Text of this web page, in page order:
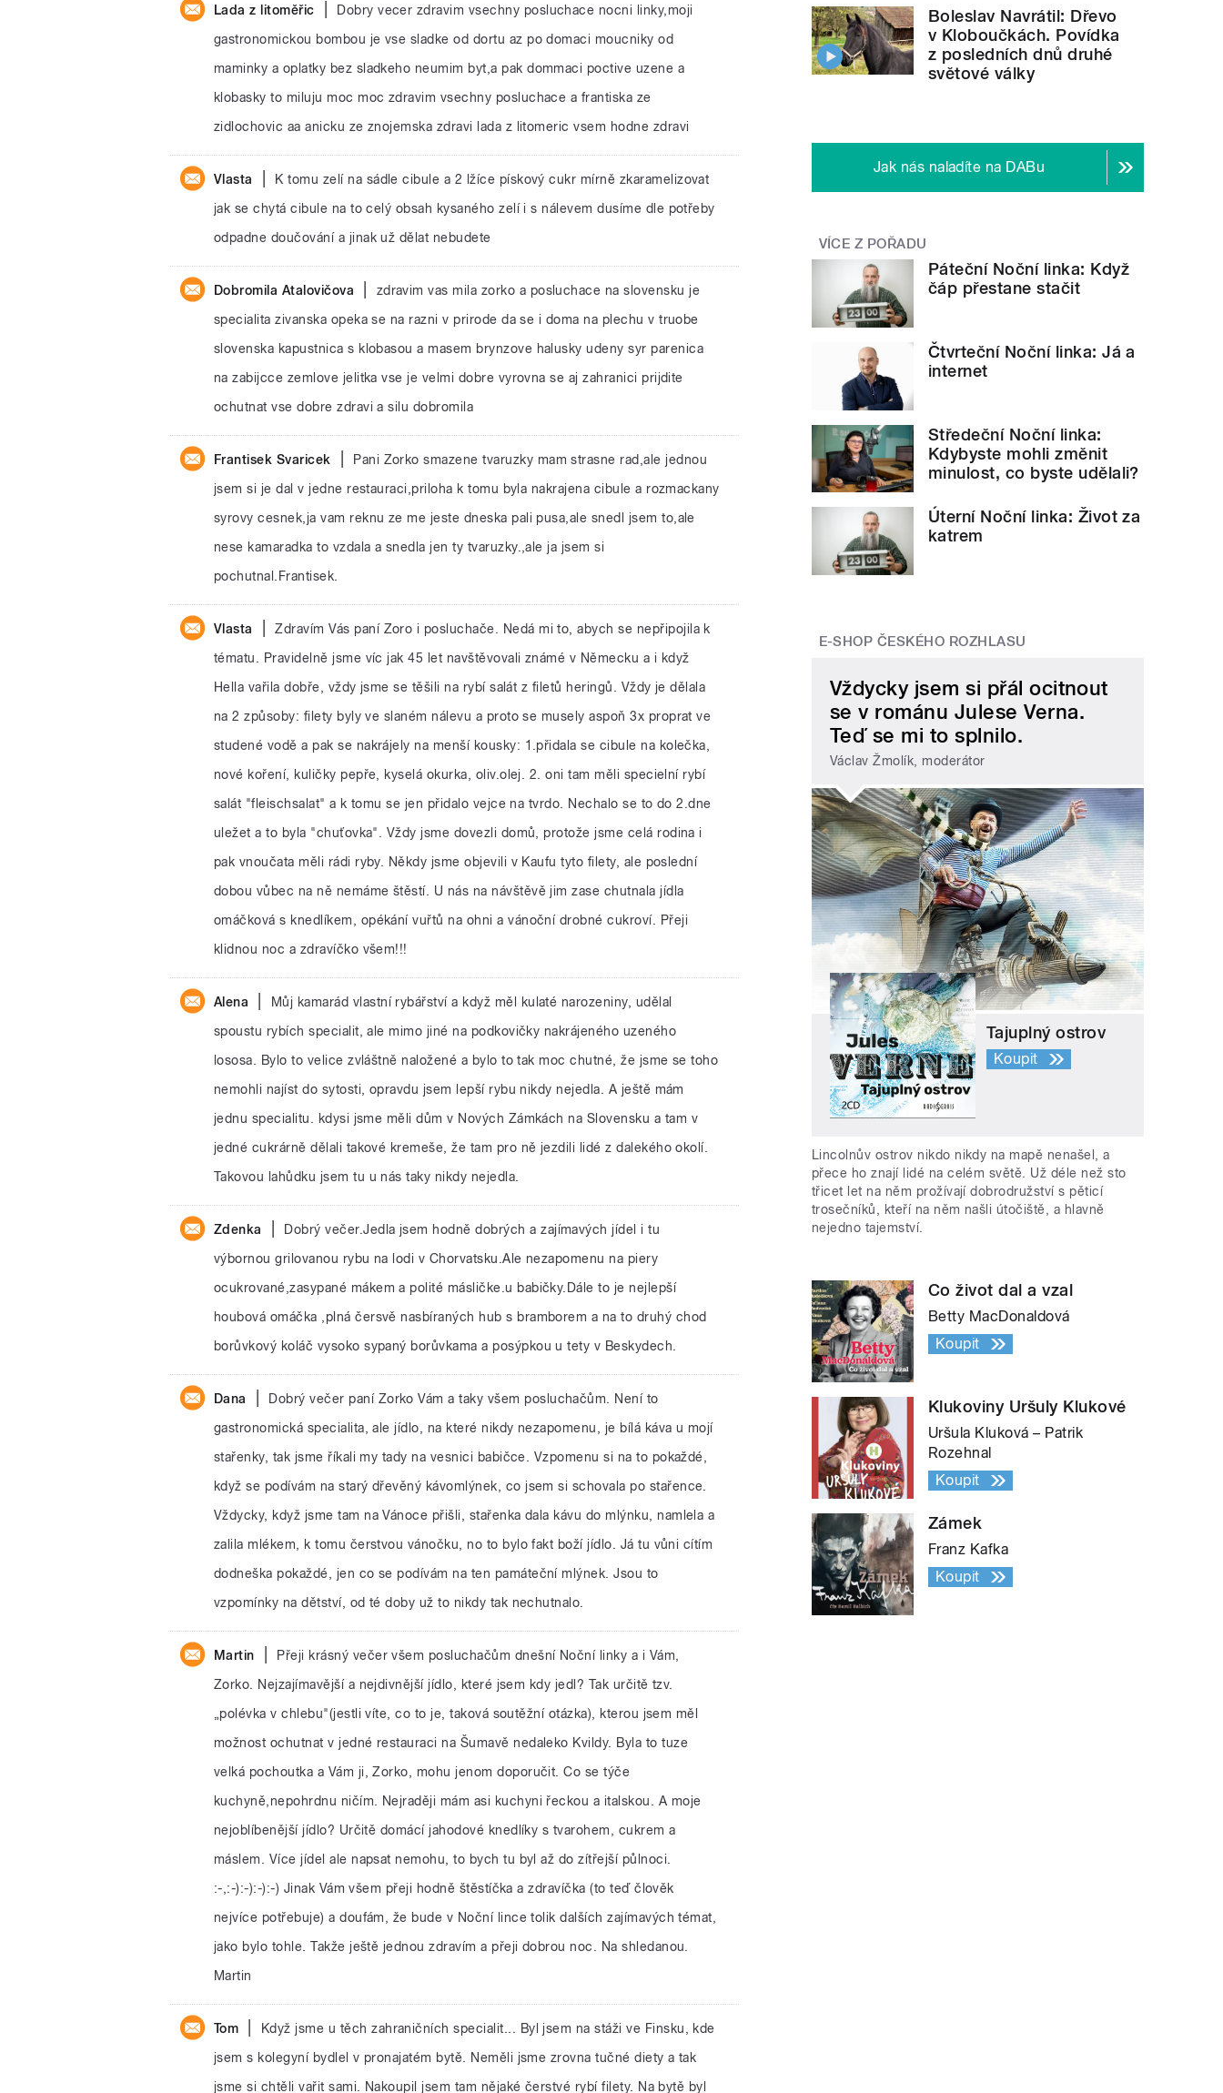
Lada z litoměřic
Dobry vecer zdravim vsechny posluchace nocni linky,moji
gastronomickou bombou je vse sladke od dortu az po domaci moucniky od
maminky a oplatky bez sladkeho neumim byt,a pak dommaci poctive uzene a
klobasky to miluju moc moc zdravim vsechny posluchace a frantiska ze
zidlochovic aa anicku ze znojemska zdravi lada z litomeric vsem hodne zdravi
Vlasta
K tomu zelí na sádle cibule a 2 lžíce pískový cukr mírně zkaramelizovat
jak se chytá cibule na to celý obsah kysaného zelí i s nálevem dusíme dle potřeby
odpadne doučování a jinak už dělat nebudete
Dobromila Atalovičova
zdravim vas mila zorko a posluchace na slovensku je
specialita zivanska opeka se na razni v prirode da se i doma na plechu v truobe
slovenska kapustnica s klobasou a masem brynzove halusky udeny syr parenica
na zabijcce zemlove jelitka vse je velmi dobre vyrovna se aj zahranici prijdite
ochutnat vse dobre zdravi a silu dobromila
Frantisek Svaricek
Pani Zorko smazene tvaruzky mam strasne rad,ale jednou
jsem si je dal v jedne restauraci,priloha k tomu byla nakrajena cibule a rozmackany
syrovy cesnek,ja vam reknu ze me jeste dneska pali pusa,ale snedl jsem to,ale
nese kamaradka to vzdala a snedla jen ty tvaruzky.,ale ja jsem si
pochutnal.Frantisek.
Vlasta
Zdravím Vás paní Zoro i posluchače. Nedá mi to, abych se nepřipojila k
tématu. Pravidelně jsme víc jak 45 let navštěvovali známé v Německu a i když
Hella vařila dobře, vždy jsme se těšili na rybí salát z filetů heringů. Vždy je dělala
na 2 způsoby: filety byly ve slaném nálevu a proto se musely aspoň 3x proprat ve
studené vodě a pak se nakrájely na menší kousky: 1.přidala se cibule na kolečka,
nové koření, kuličky pepře, kyselá okurka, oliv.olej. 2. oni tam měli specielní rybí
salát "fleischsalat" a k tomu se jen přidalo vejce na tvrdo. Nechalo se to do 2.dne
uležet a to byla "chuťovka". Vždy jsme dovezli domů, protože jsme celá rodina i
pak vnoučata měli rádi ryby. Někdy jsme objevili v Kaufu tyto filety, ale poslední
dobou vůbec na ně nemáme štěstí. U nás na návštěvě jim zase chutnala jídla
omáčková s knedlíkem, opékání vuřtů na ohni a vánoční drobné cukroví. Přeji
klidnou noc a zdravíčko všem!!!
Alena
Můj kamarád vlastní rybářství a když měl kulaté narozeniny, udělal
spoustu rybích specialit, ale mimo jiné na podkovičky nakrájeného uzeného
lososa. Bylo to velice zvláštně naložené a bylo to tak moc chutné, že jsme se toho
nemohli najíst do sytosti, opravdu jsem lepší rybu nikdy nejedla. A ještě mám
jednu specialitu. kdysi jsme měli dům v Nových Zámkách na Slovensku a tam v
jedné cukrárně dělali takové kremeše, že tam pro ně jezdili lidé z dalekého okolí.
Takovou lahůdku jsem tu u nás taky nikdy nejedla.
Zdenka
Dobrý večer.Jedla jsem hodně dobrých a zajímavých jídel i tu
výbornou grilovanou rybu na lodi v Chorvatsku.Ale nezapomenu na piery
ocukrované,zasypané mákem a polité másličke.u babičky.Dále to je nejlepší
houbová omáčka ,plná čersvě nasbíraných hub s bramborem a na to druhý chod
borůvkový koláč vysoko sypaný borůvkama a posýpkou u tety v Beskydech.
Dana
Dobrý večer paní Zorko Vám a taky všem posluchačům. Není to
gastronomická specialita, ale jídlo, na které nikdy nezapomenu, je bílá káva u mojí
stařenky, tak jsme říkali my tady na vesnici babičce. Vzpomenu si na to pokaždé,
když se podívám na starý dřevěný kávomlýnek, co jsem si schovala po stařence.
Vždycky, když jsme tam na Vánoce přišli, stařenka dala kávu do mlýnku, namlela a
zalila mlékem, k tomu čerstvou vánočku, no to bylo fakt boží jídlo. Já tu vůni cítím
dodneška pokaždé, jen co se podívám na ten památeční mlýnek. Jsou to
vzpomínky na dětství, od té doby už to nikdy tak nechutnalo.
Martin
Přeji krásný večer všem posluchačům dnešní Noční linky a i Vám,
Zorko. Nejzajímavější a nejdivnější jídlo, které jsem kdy jedl? Tak určitě tzv.
„polévka v chlebu"(jestli víte, co to je, taková soutěžní otázka), kterou jsem měl
možnost ochutnat v jedné restauraci na Šumavě nedaleko Kvildy. Byla to tuze
velká pochoutka a Vám ji, Zorko, mohu jenom doporučit. Co se týče
kuchyně,nepohrdnu ničím. Nejraději mám asi kuchyni řeckou a italskou. A moje
nejoblíbenější jídlo? Určitě domácí jahodové knedlíky s tvarohem, cukrem a
máslem. Více jídel ale napsat nemohu, to bych tu byl až do zítřejší půlnoci.
:-,:-):-):-):-) Jinak Vám všem přeji hodně štěstíčka a zdravíčka (to teď člověk
nejvíce potřebuje) a doufám, že bude v Noční lince tolik dalších zajímavých témat,
jako bylo tohle. Takže ještě jednou zdravím a přeji dobrou noc. Na shledanou.
Martin
Tom
Když jsme u těch zahraničních specialit... Byl jsem na stáži ve Finsku, kde
jsem s kolegyní bydlel v pronajatém bytě. Neměli jsme zrovna tučné diety a tak
jsme si chtěli vařit sami. Nakoupil jsem tam nějaké čerstvé rybí filety. Na bytě byl
Boleslav Navrátil: Dřevo
v Kloboučkách. Povídka
z posledních dnů druhé
světové války
Jak nás naladíte na DABu
VÍCE Z POŘADU
Páteční Noční linka: Když
čáp přestane stačit
Čtvrteční Noční linka: Já a
internet
Středeční Noční linka:
Kdybyste mohli změnit
minulost, co byste udělali?
Úterní Noční linka: Život za
katrem
E-SHOP ČESKÉHO ROZHLASU
Vždycky jsem si přál ocitnout
se v románu Julese Verna.
Teď se mi to splnilo.
Václav Žmolík, moderátor
Tajuplný ostrov
Koupit
Lincolnův ostrov nikdo nikdy na mapě nenašel, a
přece ho znají lidé na celém světě. Už déle než sto
třicet let na něm prožívají dobrodružství s pěticí
trosečníků, kteří na něm našli útočiště, a hlavně
nejedno tajemství.
Co život dal a vzal
Betty MacDonaldová
Koupit
Klukoviny Uršuly Klukové
Uršula Kluková – Patrik
Rozehnal
Koupit
Zámek
Franz Kafka
Koupit